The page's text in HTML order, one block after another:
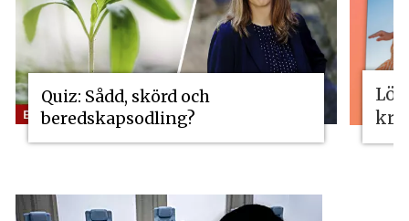
Quiz: Sådd, skörd och
beredskapsodling?